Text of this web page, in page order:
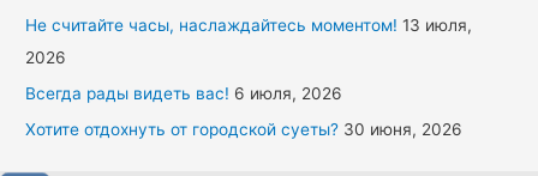
Не считайте часы, наслаждайтесь моментом! 13 июля,
2026
Всегда рады видеть вас! 6 июля, 2026
Хотите отдохнуть от городской суеты? 30 июня, 2026